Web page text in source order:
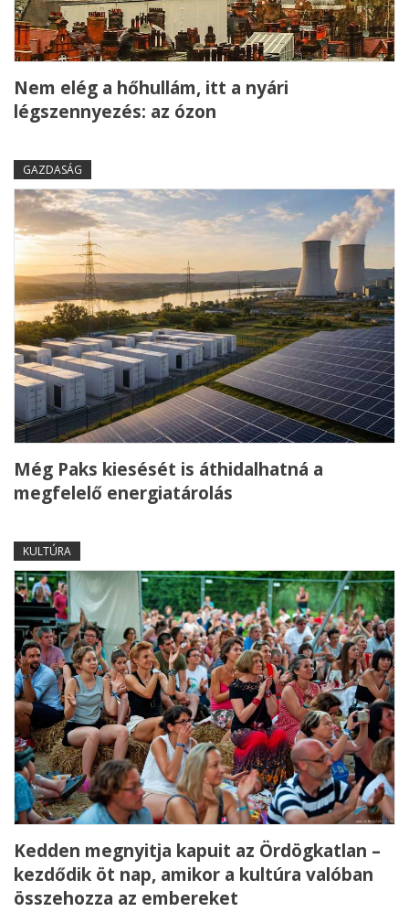
Nem elég a hőhullám, itt a nyári
légszennyezés: az ózon
GAZDASÁG
Még Paks kiesését is áthidalhatná a
megfelelő energiatárolás
KULTÚRA
Kedden megnyitja kapuit az Ördögkatlan –
kezdődik öt nap, amikor a kultúra valóban
összehozza az embereket